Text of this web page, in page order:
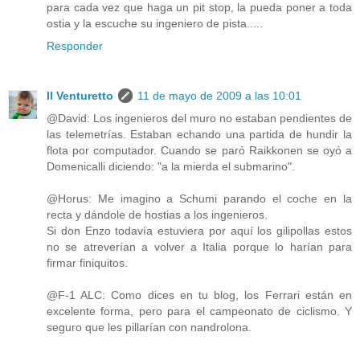
para cada vez que haga un pit stop, la pueda poner a toda
ostia y la escuche su ingeniero de pista.....
Responder
Il Venturetto
11 de mayo de 2009 a las 10:01
@David: Los ingenieros del muro no estaban pendientes de
las telemetrías. Estaban echando una partida de hundir la
flota por computador. Cuando se paró Raikkonen se oyó a
Domenicalli diciendo: "a la mierda el submarino".
@Horus: Me imagino a Schumi parando el coche en la
recta y dándole de hostias a los ingenieros.
Si don Enzo todavía estuviera por aquí los gilipollas estos
no se atreverían a volver a Italia porque lo harían para
firmar finiquitos.
@F-1 ALC: Como dices en tu blog, los Ferrari están en
excelente forma, pero para el campeonato de ciclismo. Y
seguro que les pillarían con nandrolona.